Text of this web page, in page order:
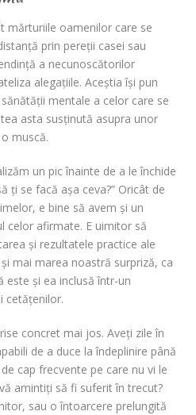
mărturiile oamenilor care se
prin pereţii casei sau
a necunoscătorilor
alegaţiile. Aceștia își pun
mentale a celor care se
asta susţinută asupra unor
muscă.
un pic înainte de a le închide
ţi se facă aşa ceva?” Oricât de
e bine să avem şi un
celor afirmate. E uimitor să
şi rezultatele practice ale
mai marea noastră surpriză, ca
este şi ea inclusă într-un
cetăţenilor.
concret mai jos. Aveţi zile în
de a duce la îndeplinire până
cap frecvente pe care nu vi le
amintiţi să fi suferit în trecut?
sau o întoarcere prelungită